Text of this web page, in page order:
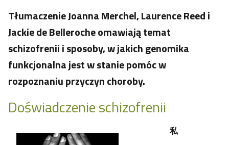
Tłumaczenie Joanna Merchel, Laurence Reed i
Jackie de Belleroche omawiają temat
schizofrenii i sposoby, w jakich genomika
funkcjonalna jest w stanie pomóc w
rozpoznaniu przyczyn choroby.
Doświadczenie schizofrenii
私